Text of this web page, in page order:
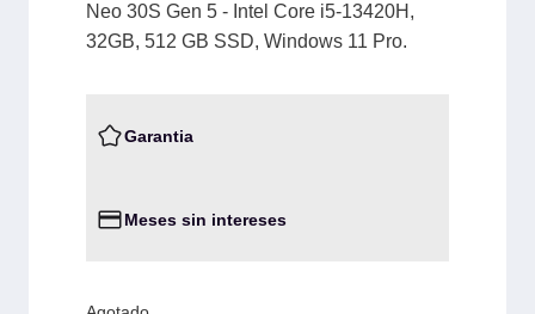
Neo 30S Gen 5 - Intel Core i5-13420H,
32GB, 512 GB SSD, Windows 11 Pro.
Garantia
Meses sin intereses